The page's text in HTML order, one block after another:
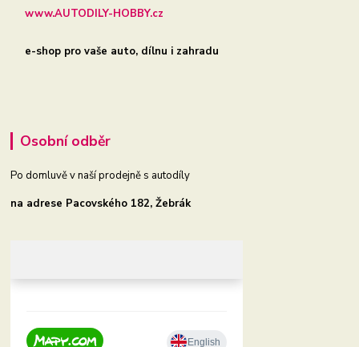
www.AUTODILY-HOBBY.cz
e-shop pro vaše auto, dílnu i zahradu
Osobní odběr
Po domluvě v naší prodejně s autodíly
na adrese Pacovského 182, Žebrák